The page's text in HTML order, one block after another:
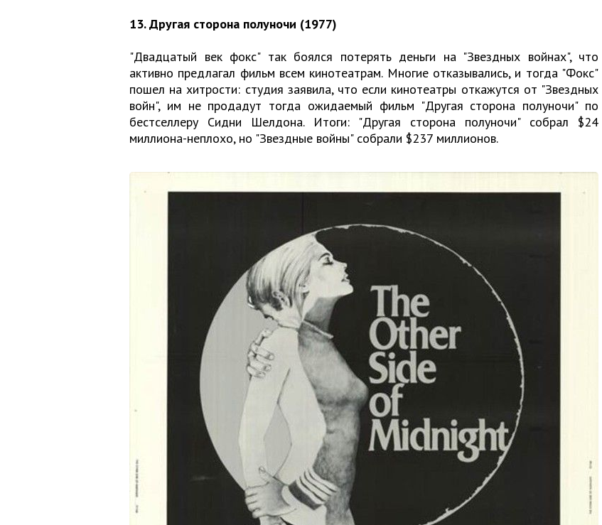
13. Другая сторона полуночи (1977)
"Двадцатый век фокс" так боялся потерять деньги на "Звездных войнах", что
активно предлагал фильм всем кинотеатрам. Многие отказывались, и тогда "Фокс"
пошел на хитрости: студия заявила, что если кинотеатры откажутся от "Звездных
войн", им не продадут тогда ожидаемый фильм "Другая сторона полуночи" по
бестселлеру Сидни Шелдона. Итоги: "Другая сторона полуночи" собрал $24
миллиона-неплохо, но "Звездные войны" собрали $237 миллионов.